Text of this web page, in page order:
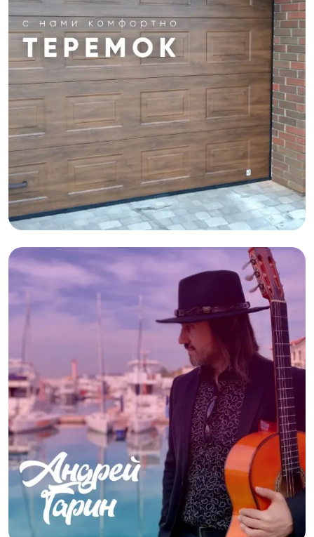
HTML,Промо-сайт,MODX
HTML,Промо-сайт,Лендинг